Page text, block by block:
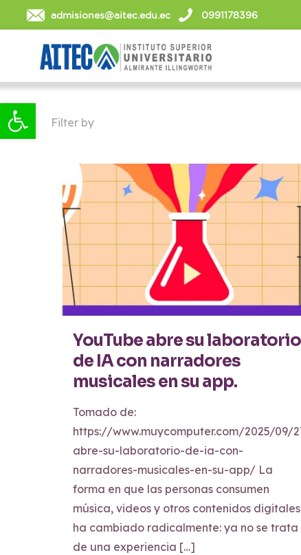
Abrir barra de herramientas
admisiones@aitec.edu.ec 0991178396
Filter by
YouTube abre su laboratorio
de IA con narradores
musicales en su app.
Tomado de:
https://www.muycomputer.com/2025/09/
abre-su-laboratorio-de-ia-con-
narradores-musicales-en-su-app/ La
forma en que las personas consumen
música, videos y otros contenidos digitales
ha cambiado radicalmente: ya no se trata
de una experiencia […]